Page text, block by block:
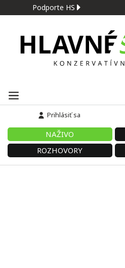
Podporte HS
Prihlásiť sa
NAŽIVO
ROZHOVORY